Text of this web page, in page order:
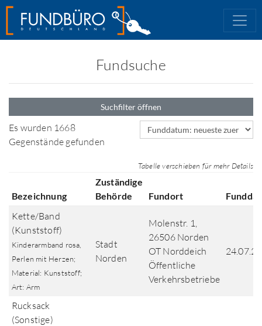
Fundsuche
Suchfilter öffnen
Es wurden 1668
Gegenstände gefunden
Sortierfeld
Tabelle verschieben für mehr Details
Bezeichnung
Zuständige
Behörde
Fundort
Kette/Band
(Kunststoff)
Kinderarmband rosa,
Perlen mit Herzen;
Material: Kunststoff;
Art: Arm
Stadt
Norden
Molenstr. 1,
26506 Norden
OT Norddeich
Öffentliche
Verkehrsbetriebe
Rucksack
(Sonstige)